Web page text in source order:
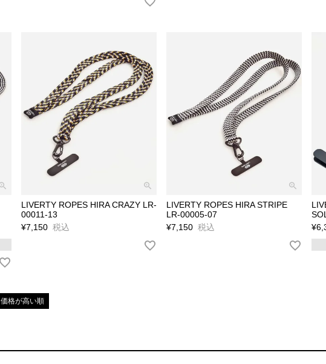
LIVERTY ROPES HIRA CRAZY LR-
00011-13
¥7,150 税込
LIVERTY ROPES HIRA STRIPE
LR-00005-07
¥7,150 税込
¥
価格が高い順